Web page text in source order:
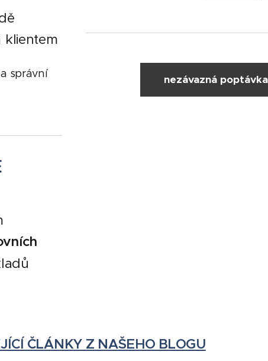
správní
nezávazná poptávka
ČLÁNKY Z NAŠEHO BLOGU